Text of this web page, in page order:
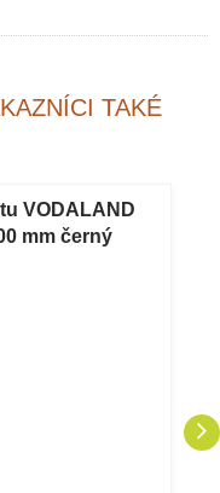
TAKÉ
VODALAND
mm černý